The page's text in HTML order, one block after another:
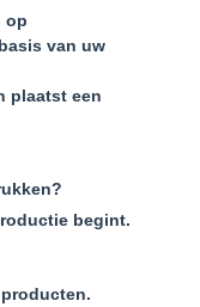
op
van uw
plaatst een
begint.